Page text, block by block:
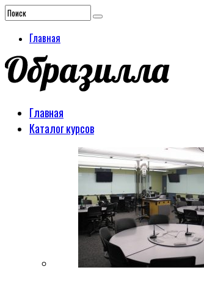
Главная
Главная
Каталог курсов